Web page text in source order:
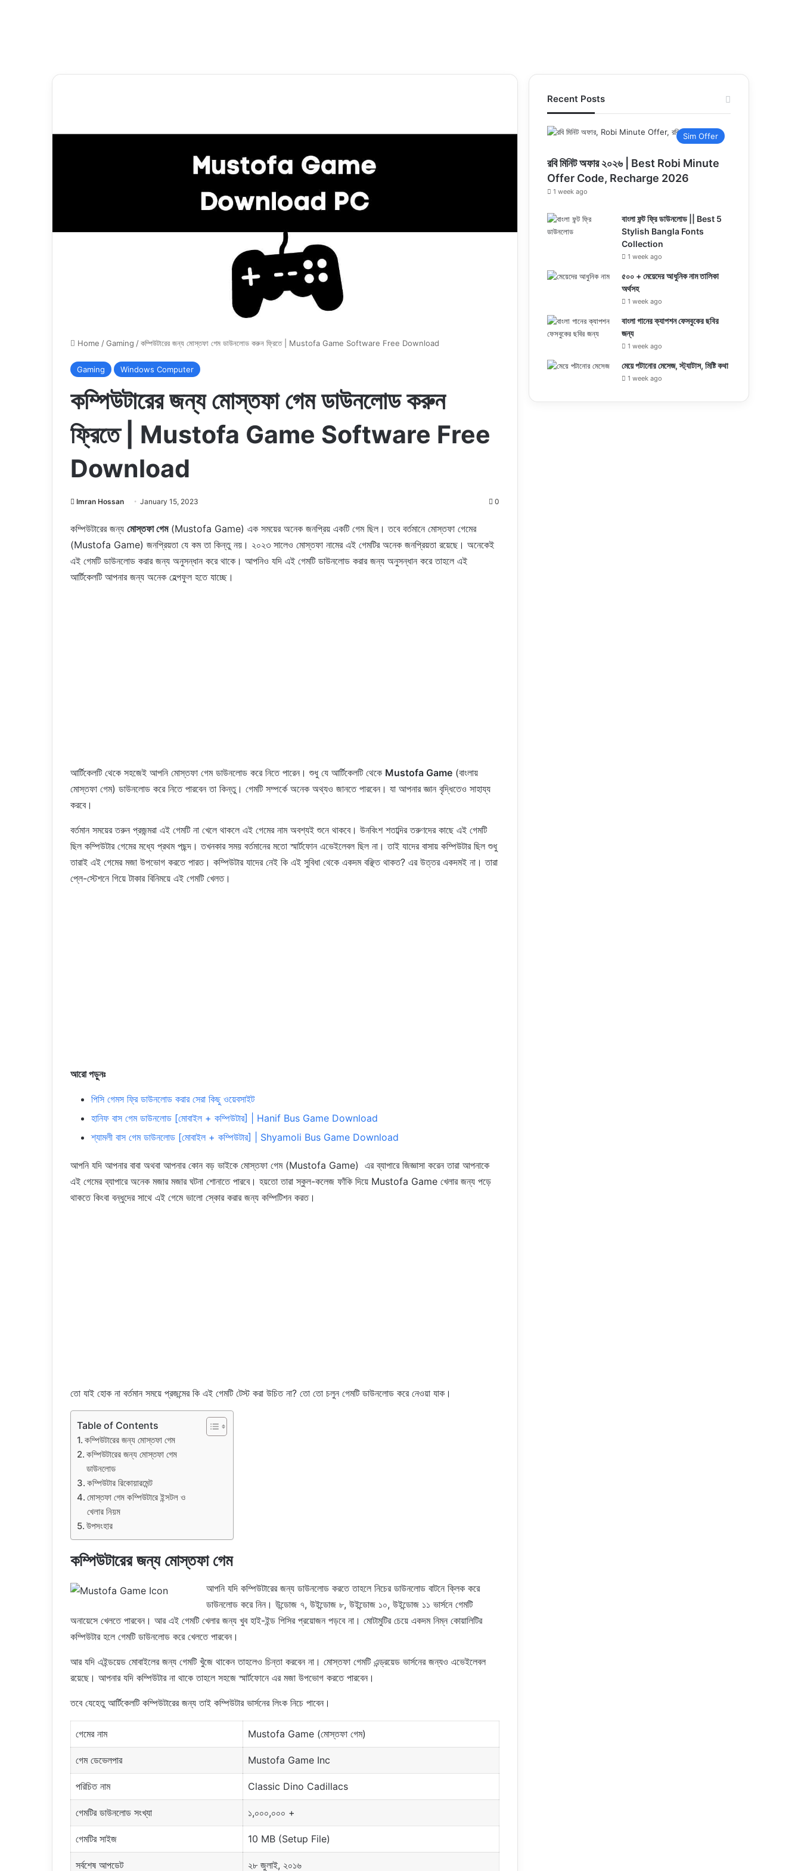
Home /Gaming /কম্পিউটারের জন্য মোস্তফা গেম ডাউনলোড করুন ফ্রিতে | Mustofa Game Software Free Download
Gaming Windows Computer
কম্পিউটারের জন্য মোস্তফা গেম ডাউনলোড করুন
ফ্রিতে | Mustofa Game Software Free
Download
Imran Hossan January 15, 2023 0
কম্পিউটারের জন্য মোস্তফা গেম(Mustofa Game) এক সময়ের অনেক জনপ্রিয় একটি গেম ছিল। তবে বর্তমানে মোস্তফা গেমের
(Mustofa Game) জনপ্রিয়তা যে কম তা কিন্তু নয়। ২০২৩ সালেও মোস্তফা নামের এই গেমটির অনেক জনপ্রিয়তা রয়েছে। অনেকেই
এই গেমটি ডাউনলোড করার জন্য অনুসন্ধান করে থাকে। আপনিও যদি এই গেমটি ডাউনলোড করার জন্য অনুসন্ধান করে তাহলে এই
আর্টিকেলটি আপনার জন্য অনেক হেল্পফুল হতে যাচ্ছে।
আর্টিকেলটি থেকে সহজেই আপনি মোস্তফা গেম ডাউনলোড করে নিতে পারেন। শুধু যে আর্টিকেলটি থেকে Mustofa Game (বাংলায়
মোস্তফা গেম) ডাউনলোড করে নিতে পারবেন তা কিন্তু। গেমটি সম্পর্কে অনেক অথ্যও জানতে পারবেন। যা আপনার জ্ঞান বৃদ্ধিতেও সাহায্য
করবে।
বর্তমান সময়ের তরুন প্রজন্মরা এই গেমটি না খেলে থাকলে এই গেমের নাম অবশ্যই শুনে থাকবে। উনবিংশ শতাব্দির তরুণদের কাছে এই গেমটি
ছিল কম্পিউটার গেমের মধ্যে প্রথম পছন্দ। তখনকার সময় বর্তমানের মতো স্মার্টফোন এভেইলেবল ছিল না। তাই যাদের বাসায় কম্পিউটার ছিল শুধু
তারাই এই গেমের মজা উপভোগ করতে পারত। কম্পিউটার যাদের নেই কি এই সুবিধা থেকে একদম বঞ্ছিত থাকত? এর উত্তর একদমই না। তারা
প্লে-স্টেশনে গিয়ে টাকার বিনিময়ে এই গেমটি খেলত।
আরো পড়ুনঃ
পিসি গেমস ফ্রি ডাউনলোড করার সেরা কিছু ওয়েবসাইট
হানিফ বাস গেম ডাউনলোড [মোবাইল + কম্পিউটার] | Hanif Bus Game Download
শ্যামলী বাস গেম ডাউনলোড [মোবাইল + কম্পিউটার] | Shyamoli Bus Game Download
আপনি যদি আপনার বাবা অথবা আপনার কোন বড় ভাইকে মোস্তফা গেম (Mustofa Game) এর ব্যাপারে জিজ্ঞাসা করেন তারা আপনাকে
এই গেমের ব্যাপারে অনেক মজার মজার ঘটনা শোনাতে পারবে। হয়তো তারা স্কুল-কলেজ ফাঁকি দিয়ে Mustofa Game খেলার জন্য পড়ে
থাকতে কিংবা বন্ধুদের সাথে এই গেমে ভালো স্কোর করার জন্য কম্পিটিশন করত।
তো যাই হোক না বর্তমান সময়ে প্রজন্মের কি এই গেমটি টেস্ট করা উচিত না? তো তো চলুন গেমটি ডাউনলোড করে নেওয়া যাক।
Table of Contents
কম্পিউটারের জন্য মোস্তফা গেম
কম্পিউটারের জন্য মোস্তফা গেম
ডাউনলোড
কম্পিউটার রিকোয়ারমেন্ট
মোস্তফা গেম কম্পিউটারে ইন্সটল ও
খেলার নিয়ম
উপসংহার
কম্পিউটারের জন্য মোস্তফা গেম
আপনি যদি কম্পিউটারের জন্য ডাউনলোড করতে তাহলে নিচের ডাউনলোড বাটনে ক্লিক করে
ডাউনলোড করে নিন। উন্ডোজ ৭, উইন্ডোজ ৮, উইন্ডোজ ১০, উইন্ডোজ ১১ ভার্সনে গেমটি
অনায়েসে খেলতে পারবেন। আর এই গেমটি খেলার জন্য খুব হাই-ইন্ড পিসির প্রয়োজন পড়বে না। মোটামুটির চেয়ে একদম নিম্ন কোয়ালিটির
কম্পিউটার হলে গেমটি ডাউনলোড করে খেলতে পারবেন।
আর যদি এইন্ডয়েড মোবাইলের জন্য গেমটি খুঁজে থাকেন তাহলেও চিন্তা করবেন না। মোস্তফা গেমটি এন্ড্রয়েড ভার্সনের জন্যও এভেইলেবল
রয়েছে। আপনার যদি কম্পিউটার না থাকে তাহলে সহজে স্মার্টফোনে এর মজা উপভোগ করতে পারবেন।
তবে যেহেতু আর্টিকেলটি কম্পিউটারের জন্য তাই কম্পিউটার ভার্সনের লিংক নিচে পাবেন।
গেমের নাম Mustofa Game (মোস্তফা গেম)
গেম ডেভেলপার Mustofa Game Inc
পরিচিত নাম Classic Dino Cadillacs
গেমটির ডাউনলোড সংখ্যা ১,০০০,০০০ +
গেমটির সাইজ 10 MB (Setup File)
সর্বশেষ আপডেট ২৮ জুলাই, ২০১৬
Recent Posts
Sim Offer
রবি মিনিট অফার ২০২৬ | Best Robi Minute
Offer Code, Recharge 2026
1 week ago
বাংলা ফন্ট ফ্রি ডাউনলোড || Best 5
Stylish Bangla Fonts
Collection
1 week ago
৫০০ + মেয়েদের আধুনিক নাম তালিকা
অর্থসহ
1 week ago
বাংলা গানের ক্যাপশন ফেসবুকের ছবির
জন্য
1 week ago
মেয়ে পটানোর মেসেজ, স্ট্যাটাস, মিষ্টি কথা
1 week ago